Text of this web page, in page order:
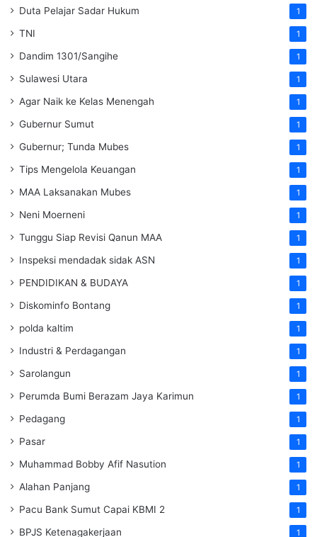
Duta Pelajar Sadar Hukum 1
TNI 1
Dandim 1301/Sangihe 1
Sulawesi Utara 1
Agar Naik ke Kelas Menengah 1
Gubernur Sumut 1
Gubernur; Tunda Mubes 1
Tips Mengelola Keuangan 1
MAA Laksanakan Mubes 1
Neni Moerneni 1
Tunggu Siap Revisi Qanun MAA 1
Inspeksi mendadak sidak ASN 1
PENDIDIKAN & BUDAYA 1
Diskominfo Bontang 1
polda kaltim 1
Industri & Perdagangan 1
Sarolangun 1
Perumda Bumi Berazam Jaya Karimun 1
Pedagang 1
Pasar 1
Muhammad Bobby Afif Nasution 1
Alahan Panjang 1
Pacu Bank Sumut Capai KBMI 2 1
BPJS Ketenagakerjaan 1